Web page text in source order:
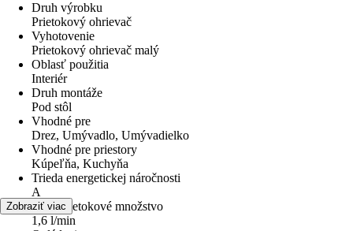
Druh výrobku
Prietokový ohrievač
Vyhotovenie
Prietokový ohrievač malý
Oblasť použitia
Interiér
Druh montáže
Pod stôl
Vhodné pre
Drez, Umývadlo, Umývadielko
Vhodné pre priestory
Kúpeľňa, Kuchyňa
Trieda energetickej náročnosti
A
max. prietokové množstvo
1,6 l/min
Zobraziť viac